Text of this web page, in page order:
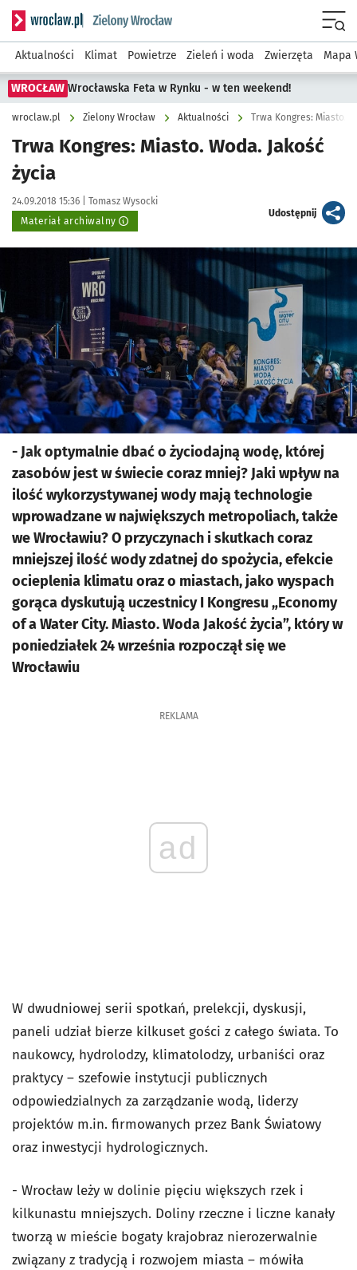
Serwis informacyjny wroclaw.pl podserwis: Środowisko we
Aktualności Klimat Powietrze Zieleń i woda Zwierzęta Mapa
WROCŁAW Wrocławska Feta w Rynku - w ten weekend!
wroclaw.pl Zielony Wrocław Aktualności Trwa Kongres: Miasto.
Trwa Kongres: Miasto. Woda. Jakość
życia
Data publikacji:
24.09.2018 15:36 | Autor:
Tomasz Wysocki
Materiał archiwalny
Udostępnijartykuł
Kliknij, aby powiększyć
- Jak optymalnie dbać o życiodajną wodę, której
zasobów jest w świecie coraz mniej? Jaki wpływ na
ilość wykorzystywanej wody mają technologie
wprowadzane w największych metropoliach, także
we Wrocławiu? O przyczynach i skutkach coraz
mniejszej ilość wody zdatnej do spożycia, efekcie
ocieplenia klimatu oraz o miastach, jako wyspach
gorąca dyskutują uczestnicy I Kongresu „Economy
of a Water City. Miasto. Woda Jakość życia”, który w
poniedziałek 24 września rozpoczął się we
Wrocławiu
REKLAMA
ad
W dwudniowej serii spotkań, prelekcji, dyskusji,
paneli udział bierze kilkuset gości z całego świata. To
naukowcy, hydrolodzy, klimatolodzy, urbaniści oraz
praktycy – szefowie instytucji publicznych
odpowiedzialnych za zarządzanie wodą, liderzy
projektów m.in. firmowanych przez Bank Światowy
oraz inwestycji hydrologicznych.
- Wrocław leży w dolinie pięciu większych rzek i
kilkunastu mniejszych. Doliny rzeczne i liczne kanały
tworzą w mieście bogaty krajobraz nierozerwalnie
związany z tradycją i rozwojem miasta – mówiła